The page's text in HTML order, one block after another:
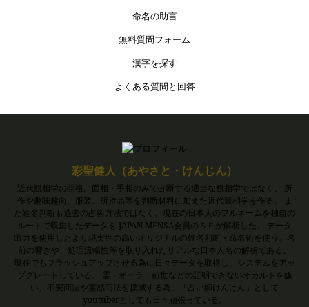
命名の助言
無料質問フォーム
漢字を探す
よくある質問と回答
彩聖健人（あやさと・けんじん）
近代観相学の開祖。面相・手相のみで占断する適当な観相学ではなく、 所
作や趣味趣向、服装、所持品等を判断材料に加えた近代観相学を作る。 ま
た姓名判断も過去の占術方法ではなく、現在の日本人のフルネームを独自の
ルートで収集したデータを JAPAN MENSA会員のＳＥが解析した、 データ
出力を使用したより現実性の高いオリジナルの姓名判断・命名術を使う。名
前の響きや、処理流暢性等を取り入れたリアルな日本人名の解析である。
現在でもブラッシュアップさせる為に日々データを取得し、システムをアッ
プグレードしている。 霊・オーラ・前世などの証明できないオカルトを嫌
い、不安商法や霊感商法を撲滅する為、「占い師けんけん」として
youtuberとしても日々頑張っている。